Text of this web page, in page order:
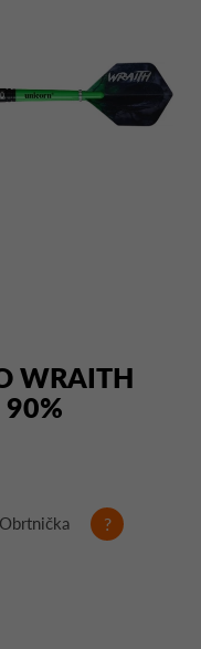
WRAITH
90%
Obrtnička ?